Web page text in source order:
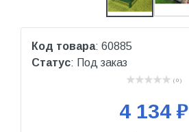
Код товара: 60885
Статус: Под заказ
( 0 )
4 134 ₽